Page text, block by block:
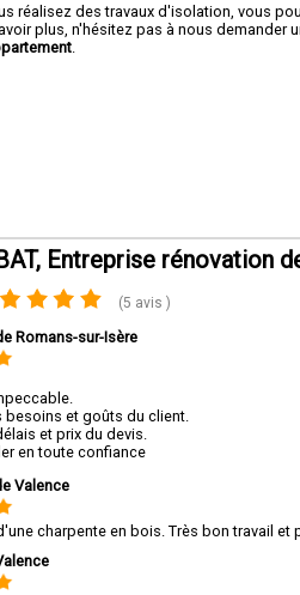
réalisez des travaux d'isolation, vous
plus, n'hésitez pas à nous demander
Entreprise rénovation
(5 avis )
Romans-sur-Isère
besoins et goûts du client.
et prix du devis.
en toute confiance
Valence
charpente en bois. Très bon travail